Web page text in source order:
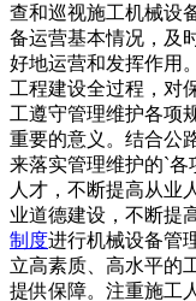
查和巡视施工机械设
备运营基本情况，及
好地运营和发挥作用
工程建设全过程，对
工遵守管理维护各项
重要的意义。结合公
来落实管理维护的`各
人才，不断提高从业
业道德建设，不断提
制度进行机械设备管
立高素质、高水平的
提供保障。注重施工